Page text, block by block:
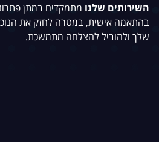
השירותים שלנו מתמקדים במתן
בהתאמה אישית, במטרה לחזק את
שלך ולהוביל להצלחה מתמשכת.